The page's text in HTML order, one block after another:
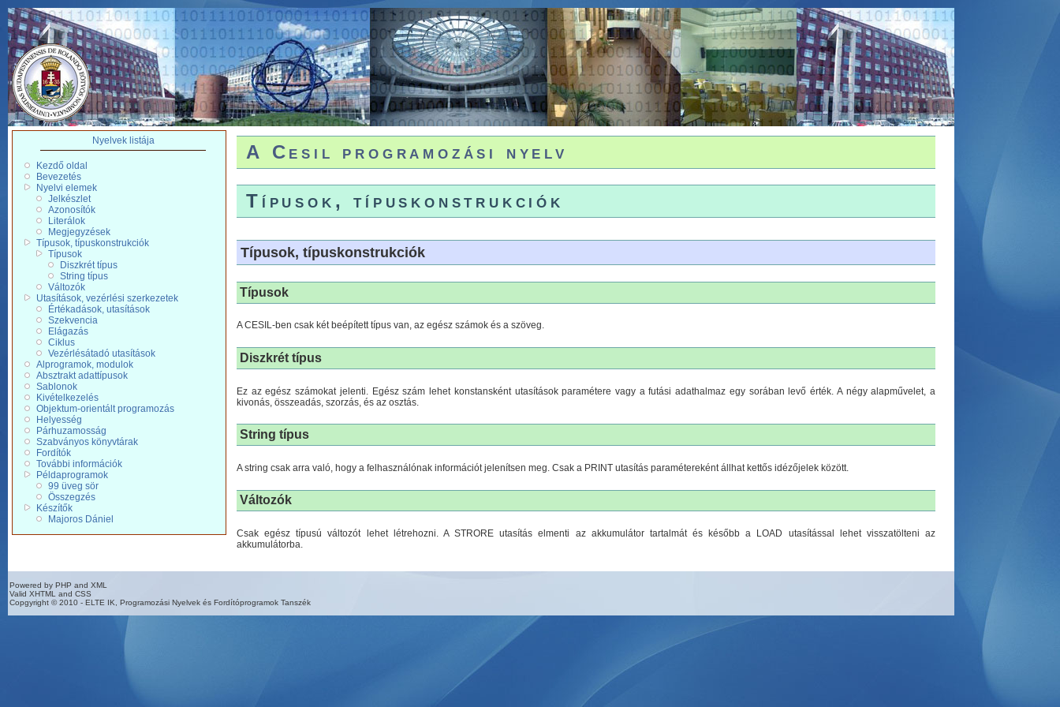
Nyelvek listája
Kezdő oldal
Bevezetés
Nyelvi elemek
Jelkészlet
Azonosítók
Literálok
Megjegyzések
Típusok, típuskonstrukciók
Típusok
Diszkrét típus
String típus
Változók
Utasítások, vezérlési szerkezetek
Értékadások, utasítások
Szekvencia
Elágazás
Ciklus
Vezérlésátadó utasítások
Alprogramok, modulok
Absztrakt adattípusok
Sablonok
Kivételkezelés
Objektum-orientált programozás
Helyesség
Párhuzamosság
Szabványos könyvtárak
Fordítók
További információk
Példaprogramok
99 üveg sör
Összegzés
Készítők
Majoros Dániel
A Cesil programozási nyelv
Típusok, típuskonstrukciók
Típusok, típuskonstrukciók
Típusok
A CESIL-ben csak két beépített típus van, az egész számok és a szöveg.
Diszkrét típus
Ez az egész számokat jelenti. Egész szám lehet konstansként utasítások paramétere vagy a futási adathalmaz egy sorában levő érték. A négy alapművelet, a
kivonás, összeadás, szorzás, és az osztás.
String típus
A string csak arra való, hogy a felhasználónak információt jelenítsen meg. Csak a PRINT utasítás paramétereként állhat kettős idézőjelek között.
Változók
Csak egész típusú változót lehet létrehozni. A STROREutasítás elmenti az akkumulátor tartalmát és később a LOAD utasítással lehet visszatölteni az
akkumulátorba.
Powered by PHP and XML
Valid XHTML and CSS
Copgyright © 2010 - ELTE IK, Programozási Nyelvek és Fordítóprogramok Tanszék